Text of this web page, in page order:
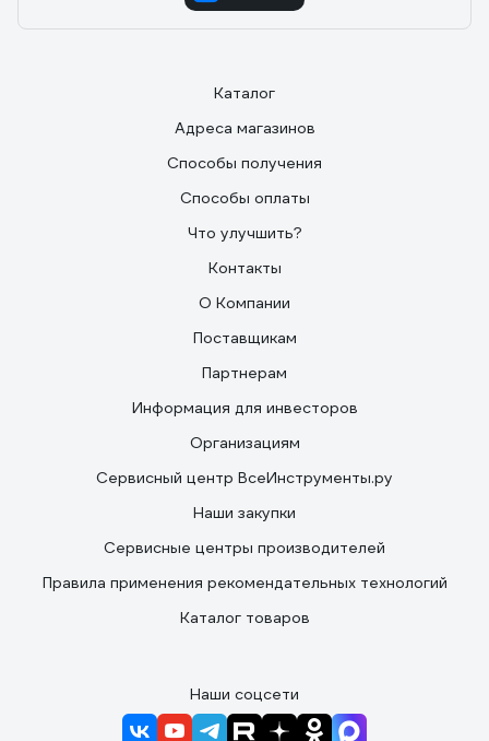
Каталог
Адреса магазинов
Способы получения
Способы оплаты
Что улучшить?
Контакты
О Компании
Поставщикам
Партнерам
Информация для инвесторов
Организациям
Сервисный центр ВсеИнструменты.ру
Наши закупки
Сервисные центры производителей
Правила применения рекомендательных технологий
Каталог товаров
Наши соцсети